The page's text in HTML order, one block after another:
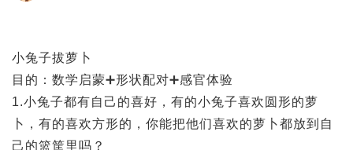
小兔子拔萝卜
目的：数学启蒙➕形状配对➕感官体验
1.小兔子都有自己的喜好，有的小兔子喜欢圆形的萝
卜，有的喜欢方形的，你能把他们喜欢的萝卜都放到自
己的篮筐里吗？